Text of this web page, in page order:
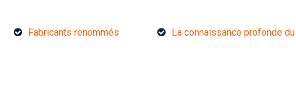
Fabricants renommés La connaissance profonde